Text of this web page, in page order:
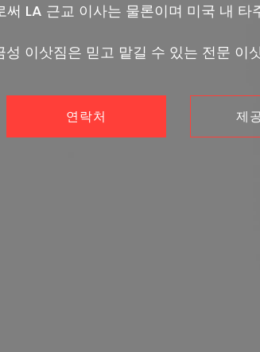
써 LA 근교 이사는 물론이며 미국 내 타
성 이삿짐은 믿고 맡길 수 있는 전문 이
연락처 제